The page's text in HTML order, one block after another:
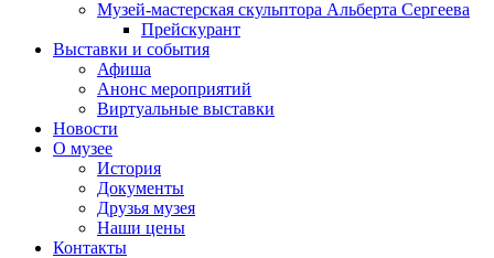
Музей-мастерская скульптора Альберта Сергеева
Прейскурант
Выставки и события
Афиша
Анонс мероприятий
Виртуальные выставки
Новости
О музее
История
Документы
Друзья музея
Наши цены
Контакты